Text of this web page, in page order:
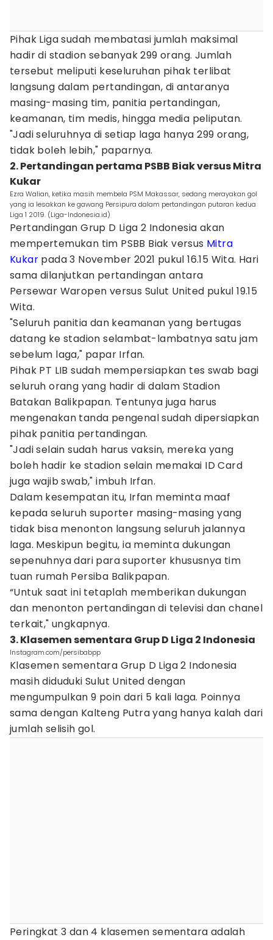
Pihak Liga sudah membatasi jumlah maksimal
hadir di stadion sebanyak 299 orang. Jumlah
tersebut meliputi keseluruhan pihak terlibat
langsung dalam pertandingan, di antaranya
masing-masing tim, panitia pertandingan,
keamanan, tim medis, hingga media peliputan.
"Jadi seluruhnya di setiap laga hanya 299 orang,
tidak boleh lebih," paparnya.
2. Pertandingan pertama PSBB Biak versus Mitra
Kukar
Ezra Walian, ketika masih membela PSM Makassar, sedang merayakan gol
yang ia lesakkan ke gawang Persipura dalam pertandingan putaran kedua
Liga 1 2019. (Liga-Indonesia.id)
Pertandingan Grup D Liga 2 Indonesia akan
mempertemukan tim PSBB Biak versus Mitra
Kukar pada 3 November 2021 pukul 16.15 Wita. Hari
sama dilanjutkan pertandingan antara
Persewar Waropen versus Sulut United pukul 19.15
Wita.
"Seluruh panitia dan keamanan yang bertugas
datang ke stadion selambat-lambatnya satu jam
sebelum laga," papar Irfan.
Pihak PT LIB sudah mempersiapkan tes swab bagi
seluruh orang yang hadir di dalam Stadion
Batakan Balikpapan. Tentunya juga harus
mengenakan tanda pengenal sudah dipersiapkan
pihak panitia pertandingan.
"Jadi selain sudah harus vaksin, mereka yang
boleh hadir ke stadion selain memakai ID Card
juga wajib swab," imbuh Irfan.
Dalam kesempatan itu, Irfan meminta maaf
kepada seluruh suporter masing-masing yang
tidak bisa menonton langsung seluruh jalannya
laga. Meskipun begitu, ia meminta dukungan
sepenuhnya dari para suporter khususnya tim
tuan rumah Persiba Balikpapan.
“Untuk saat ini tetaplah memberikan dukungan
dan menonton pertandingan di televisi dan chanel
terkait," ungkapnya.
3. Klasemen sementara Grup D Liga 2 Indonesia
Instagram.com/persibabpp
Klasemen sementara Grup D Liga 2 Indonesia
masih diduduki Sulut United dengan
mengumpulkan 9 poin dari 5 kali laga. Poinnya
sama dengan Kalteng Putra yang hanya kalah dari
jumlah selisih gol.
Peringkat 3 dan 4 klasemen sementara adalah